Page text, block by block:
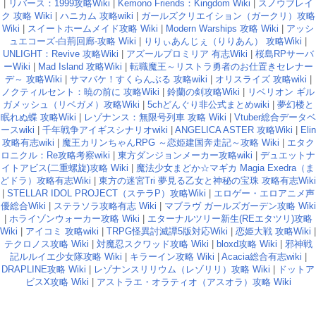
リバース：1999攻略Wiki Kemono Friends：Kingdom Wiki
スノウブレイ
ク 攻略 Wiki
ハニカム 攻略wiki
ガールズクリエイション（ガークリ）攻略
Wiki
スイートホームメイド攻略 Wiki Modern Warships 攻略 Wiki
アッシ
ュエコーズ-白荊回廊-攻略 Wiki
りりぃあんじぇ（りりあん） 攻略Wiki
UNLIGHT：Revive 攻略Wiki
アズールプロミリア 有志Wiki
桜島RPサーバ
ーWiki
Mad Island 攻略Wiki
転職魔王～リストラ勇者のお仕置きセレナー
デ～ 攻略Wiki
サマバケ！すくらんぶる 攻略wiki オリスライズ 攻略wiki
ノクティルセント：暁の前に 攻略Wiki
鈴蘭の剣攻略Wiki
リベリオン ギル
ガメッシュ（リベガメ）攻略Wiki
5chどんぐり非公式まとめwiki
夢幻楼と
眠れぬ蝶 攻略Wiki
レゾナンス：無限号列車 攻略 Wiki
Vtuber総合データベ
ースwiki
千年戦争アイギスシナリオwiki ANGELICA ASTER 攻略Wiki
Elin
攻略有志wiki
魔王カリンちゃんRPG ～恋姫建国奔走記～攻略 Wiki
エタク
ロニクル：Re攻略考察wiki
東方ダンジョンメーカー攻略wiki
デュエットナ
イトアビス(二重螺旋)攻略 Wiki
魔法少女まどか☆マギカ Magia Exedra（ま
どドラ）攻略有志Wiki
東方の迷宮Tri 夢見る乙女と神秘の宝珠 攻略有志Wiki
STELLAR IDOL PROJECT（ステラP）攻略Wiki
エロゲー・エロアニメ声
優総合Wiki
ステラソラ攻略有志 Wiki
マブラヴ ガールズガーデン攻略 Wiki
ホライゾンウォーカー攻略 Wiki
エターナルツリー新生(REエタツリ)攻略
Wiki
アイコミ 攻略wiki TRPG怪異討滅譚5版対応Wiki 恋姫大戦 攻略Wiki
テクロノス攻略 Wiki
対魔忍スクワッド攻略 Wiki bloxd攻略 Wiki
邪神戦
記ルルイエ少女隊攻略 Wiki
キラーイン攻略 Wiki Acacia総合有志wiki
DRAPLINE攻略 Wiki
レゾナンスリリウム（レゾリリ）攻略 Wiki
ドットア
ビスX攻略 Wiki
アストラエ・オラティオ（アスオラ）攻略 Wiki